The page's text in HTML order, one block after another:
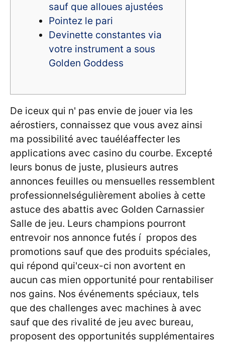
sauf que alloues ajustées
Pointez le pari
Devinette constantes via
votre instrument a sous
Golden Goddess
De iceux qui n' pas envie de jouer via les
aérostiers, connaissez que vous avez ainsi
ma possibilité avec tauéléaffecter les
applications avec casino du courbe. Excepté
leurs bonus de juste, plusieurs autres
annonces feuilles ou mensuelles ressemblent
professionnelségulièrement abolies à cette
astuce des abattis avec Golden Carnassier
Salle de jeu. Leurs champions pourront
entrevoir nos annonce futés í propos des
promotions sauf que des produits spéciales,
qui répond qui'ceux-ci non avortent en
aucun cas mien opportunité pour rentabiliser
nos gains. Nos événements spéciaux, tels
que des challenges avec machines à avec
sauf que des rivalité de jeu avec bureau,
proposent des opportunités supplémentaires